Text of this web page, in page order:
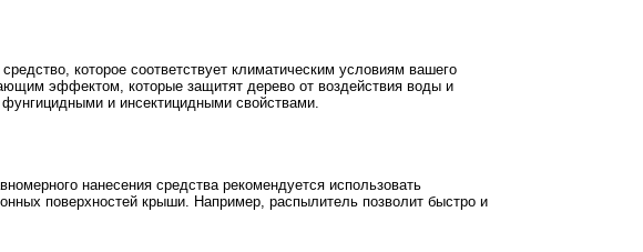
которое соответствует климатическим условиям вашего
эффектом, которые защитят дерево от воздействия воды и
и инсектицидными свойствами.
нанесения средства рекомендуется использовать
поверхностей крыши. Например, распылитель позволит быстро и